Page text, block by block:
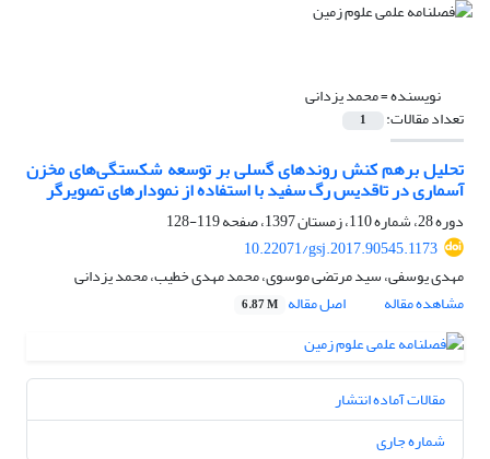
نویسنده =محمد یزدانی
تعداد مقالات: 1
تحلیل برهم کنش روند‌‌های گسلی بر توسعه شکستگی‌های مخزن
آسماری در تاقدیس رگ سفید با استفاده از نمودار‌های تصویرگر
دوره 28، شماره 110، زمستان 1397، صفحه
119-128
10.22071/gsj.2017.90545.1173
مهدی یوسفی، سید مرتضی موسوی، محمد مهدی خطیب، محمد یزدانی
مشاهده مقاله
اصل مقاله 6.87 M
مقالات آماده انتشار
شماره جاری